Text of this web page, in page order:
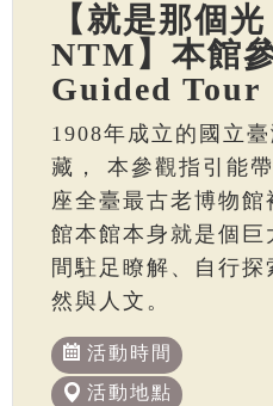
【就是那個
NTM】本館
Guided Tour
1908年成立的國立
藏， 本參觀指引能
座全臺最古老博物
館本館本身就是個
間駐足瞭解、自行
然與人文。
活動時間
活動地點